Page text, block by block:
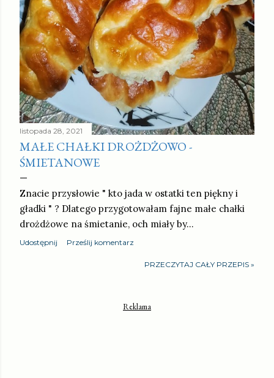
listopada 28, 2021
MAŁE CHAŁKI DROŻDŻOWO -
ŚMIETANOWE
Znacie przysłowie " kto jada w ostatki ten piękny i
gładki " ? Dlatego przygotowałam fajne małe chałki
drożdżowe na śmietanie, och miały by…
Udostępnij Prześlij komentarz
PRZECZYTAJ CAŁY PRZEPIS »